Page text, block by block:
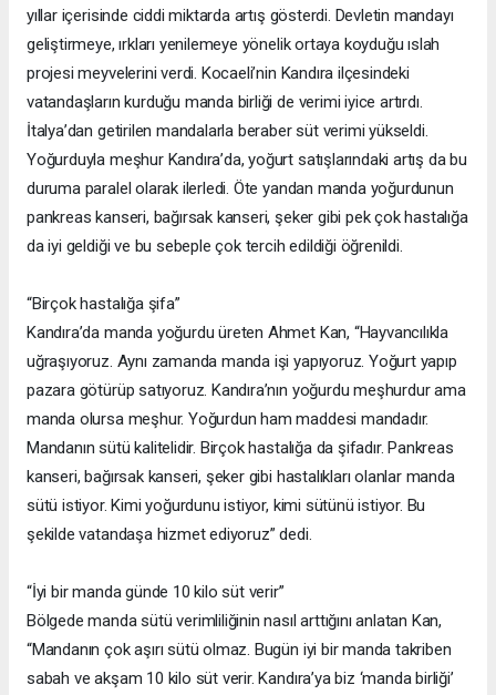
yıllar içerisinde ciddi miktarda artış gösterdi. Devletin mandayı
geliştirmeye, ırkları yenilemeye yönelik ortaya koyduğu ıslah
projesi meyvelerini verdi. Kocaeli’nin Kandıra ilçesindeki
vatandaşların kurduğu manda birliği de verimi iyice artırdı.
İtalya’dan getirilen mandalarla beraber süt verimi yükseldi.
Yoğurduyla meşhur Kandıra’da, yoğurt satışlarındaki artış da bu
duruma paralel olarak ilerledi. Öte yandan manda yoğurdunun
pankreas kanseri, bağırsak kanseri, şeker gibi pek çok hastalığa
da iyi geldiği ve bu sebeple çok tercih edildiği öğrenildi.
“Birçok hastalığa şifa”
Kandıra’da manda yoğurdu üreten Ahmet Kan, “Hayvancılıkla
uğraşıyoruz. Aynı zamanda manda işi yapıyoruz. Yoğurt yapıp
pazara götürüp satıyoruz. Kandıra’nın yoğurdu meşhurdur ama
manda olursa meşhur. Yoğurdun ham maddesi mandadır.
Mandanın sütü kalitelidir. Birçok hastalığa da şifadır. Pankreas
kanseri, bağırsak kanseri, şeker gibi hastalıkları olanlar manda
sütü istiyor. Kimi yoğurdunu istiyor, kimi sütünü istiyor. Bu
şekilde vatandaşa hizmet ediyoruz” dedi.
“İyi bir manda günde 10 kilo süt verir”
Bölgede manda sütü verimliliğinin nasıl arttığını anlatan Kan,
“Mandanın çok aşırı sütü olmaz. Bugün iyi bir manda takriben
sabah ve akşam 10 kilo süt verir. Kandıra’ya biz ‘manda birliği’